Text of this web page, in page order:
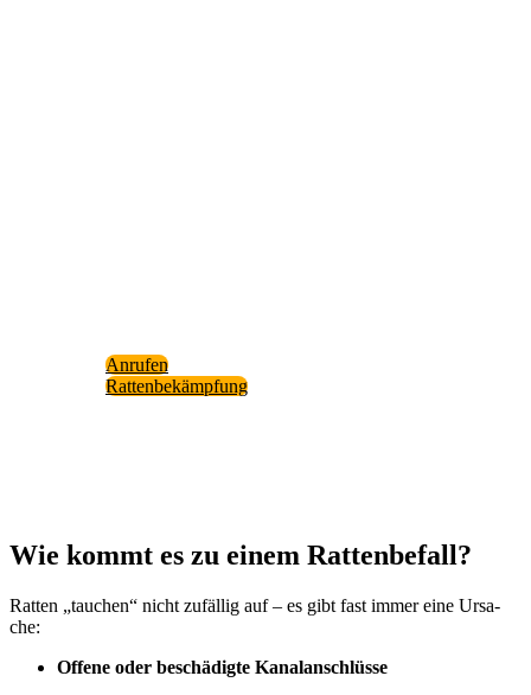
Anru­fen
Rat­ten­be­kämp­fung
Wie kommt es zu einem Rat­ten­be­fall?
Rat­ten „tau­chen“ nicht zufäl­lig auf – es gibt fast immer eine Ursa­
che:
Offe­ne oder beschä­dig­te Kanal­an­schlüs­se